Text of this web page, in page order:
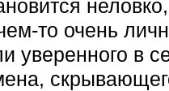
то очень
уверенного в